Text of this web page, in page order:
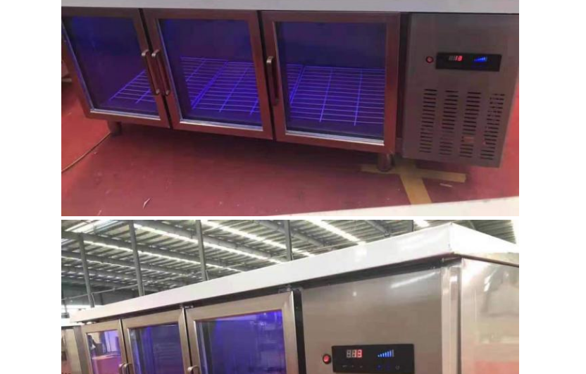
Laisser un message
Nous vous rappellerons bientôt!